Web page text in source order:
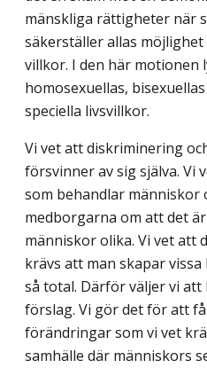
mänskliga rättigheter när
säkerställer allas
villkor. I den här motionen
homosexuellas,
speciella livsvillkor.
Vi vet att diskriminering
försvinner av sig själva. Vi
som behandlar människor
medborgarna om att det
människor olika. Vi vet
krävs att man skapar
så total. Därför väljer vi att
förslag. Vi gör det för att
förändringar som vi vet
samhälle där människors